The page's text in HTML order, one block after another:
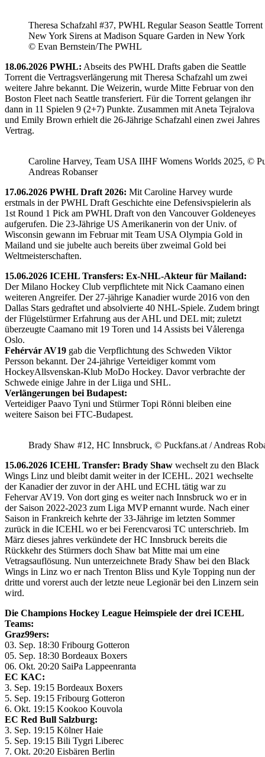
Theresa Schafzahl #37, PWHL Regular Season Seattle Torrent
New York Sirens at Madison Square Garden in New York
© Evan Bernstein/The PWHL
18.06.2026 PWHL: Abseits des PWHL Drafts gaben die Seattle
Torrent die Vertragsverlängerung mit Theresa Schafzahl um zwei
weitere Jahre bekannt. Die Weizerin, wurde Mitte Februar von den
Boston Fleet nach Seattle transferiert. Für die Torrent gelangen ihr
dann in 11 Spielen 9 (2+7) Punkte. Zusammen mit Aneta Tejralova
und Emily Brown erhielt die 26-Jährige Schafzahl einen zwei Jahres
Vertrag.
Caroline Harvey, Team USA IIHF Womens Worlds 2025, ©
Andreas Robanser
17.06.2026 PWHL Draft 2026: Mit Caroline Harvey wurde
erstmals in der PWHL Draft Geschichte eine Defensivspielerin als
1st Round 1 Pick am PWHL Draft von den Vancouver Goldeneyes
aufgerufen. Die 23-Jährige US Amerikanerin von der Univ. of
Wisconsin gewann im Februar mit Team USA Olympia Gold in
Mailand und sie jubelte auch bereits über zweimal Gold bei
Weltmeisterschaften.
15.06.2026 ICEHL Transfers: Ex-NHL-Akteur für Mailand:
Der Milano Hockey Club verpflichtete mit Nick Caamano einen
weiteren Angreifer. Der 27-jährige Kanadier wurde 2016 von den
Dallas Stars gedraftet und absolvierte 40 NHL-Spiele. Zudem bringt
der Flügelstürmer Erfahrung aus der AHL und DEL mit; zuletzt
überzeugte Caamano mit 19 Toren und 14 Assists bei Vålerenga
Oslo.
Fehérvár AV19 gab die Verpflichtung des Schweden Viktor
Persson bekannt. Der 24-jährige Verteidiger kommt vom
HockeyAllsvenskan-Klub MoDo Hockey. Davor verbrachte der
Schwede einige Jahre in der Liiga und SHL.
Verlängerungen bei Budapest:
Verteidiger Paavo Tyni und Stürmer Topi Rönni bleiben eine
weitere Saison bei FTC-Budapest.
Brady Shaw #12, HC Innsbruck, © Puckfans.at / Andreas
15.06.2026 ICEHL Transfer: Brady Shaw wechselt zu den Black
Wings Linz und bleibt damit weiter in der ICEHL. 2021 wechselte
der Kanadier der zuvor in der AHL und ECHL tätig war zu
Fehervar AV19. Von dort ging es weiter nach Innsbruck wo er in
der Saison 2022-2023 zum Liga MVP ernannt wurde. Nach einer
Saison in Frankreich kehrte der 33-Jährige im letzten Sommer
zurück in die ICEHL wo er bei Ferencvarosi TC unterschrieb. Im
März dieses jahres verkündete der HC Innsbruck bereits die
Rückkehr des Stürmers doch Shaw bat Mitte mai um eine
Vetragsauflösung. Nun unterzeichnete Brady Shaw bei den Black
Wings in Linz wo er nach Trenton Bliss und Kyle Topping nun der
dritte und vorerst auch der letzte neue Legionär bei den Linzern sein
wird.
Die Champions Hockey League Heimspiele der drei ICEHL
Teams:
Graz99ers:
03. Sep. 18:30 Fribourg Gotteron
05. Sep. 18:30 Bordeaux Boxers
06. Okt. 20:20 SaiPa Lappeenranta
EC KAC:
3. Sep. 19:15 Bordeaux Boxers
5. Sep. 19:15 Fribourg Gotteron
6. Okt. 19:15 Kookoo Kouvola
EC Red Bull Salzburg:
3. Sep. 19:15 Kölner Haie
5. Sep. 19:15 Bili Tygri Liberec
7. Okt. 20:20 Eisbären Berlin